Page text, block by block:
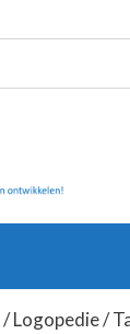
/Logopedie/